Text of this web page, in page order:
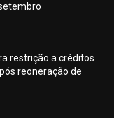
restrição a créditos
reoneração de